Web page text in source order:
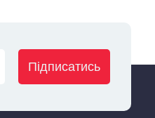
Підписатись